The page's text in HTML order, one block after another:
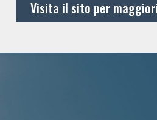
Visita il sito per